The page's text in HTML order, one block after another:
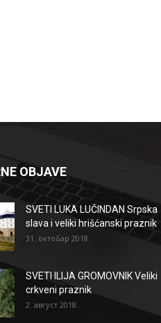
OBJAVE
SVETI LUKA LUČINDAN Srpska
slava i veliki hrišćanski praznik
31. октобар 2018.
SVETI ILIJA GROMOVNIK Veliki
crkveni praznik
2. август 2018.